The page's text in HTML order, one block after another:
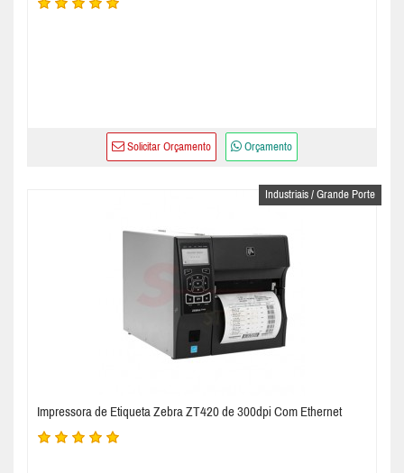
Solicitar Orçamento Orçamento
Industriais / Grande Porte
Impressora de Etiqueta Zebra ZT420 de 300dpi Com Ethernet